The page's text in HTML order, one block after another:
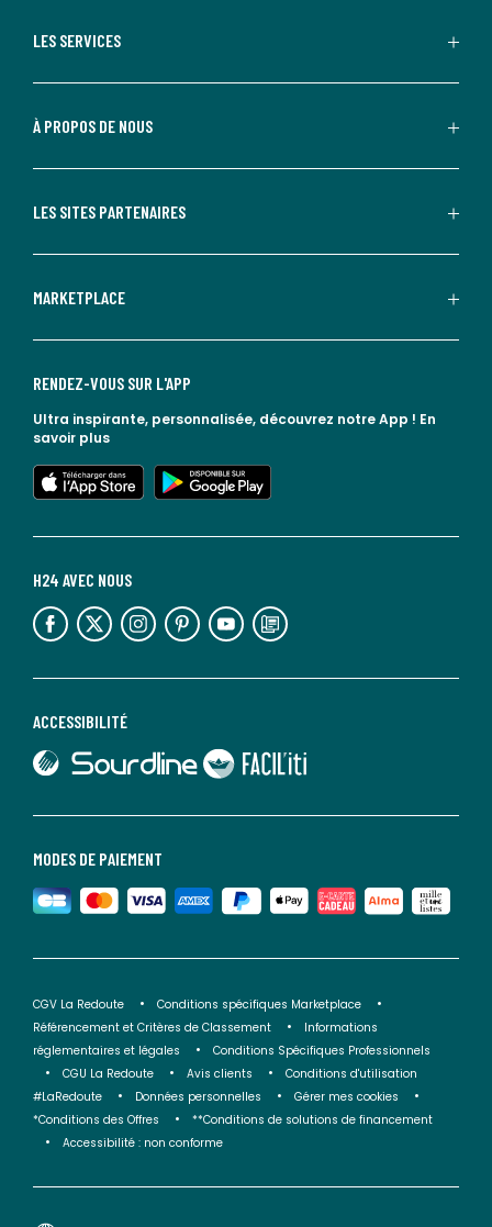
LES SERVICES
À PROPOS DE NOUS
LES SITES PARTENAIRES
MARKETPLACE
MODES DE PAIEMENT
ACCESSIBILITÉ
lien vers Sourdline
lien vers Faciliti
H24 AVEC NOUS
lien vers l'espace réseaux sociaux lien vers l'espace réseaux sociaux lien vers l'espace réseaux sociaux lien vers l'espace réseaux sociaux lien vers l'espace réseaux sociaux lien vers le blog la redoute
RENDEZ-VOUS SUR L'APP
Ultra inspirante, personnalisée, découvrez notre App ! En
savoir plus
lien vers l'app store
lien vers google play
CGV La Redoute
Conditions spécifiques Marketplace
Référencement et Critères de Classement
Informations
réglementaires et légales
Conditions Spécifiques Professionnels
CGU La Redoute
Avis clients
Conditions d'utilisation
#LaRedoute
Données personnelles
Gérer mes cookies
*Conditions des Offres
**Conditions de solutions de financement
Accessibilité : non conforme